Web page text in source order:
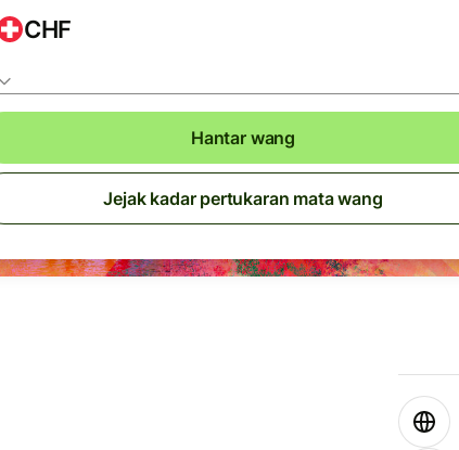
CHF
Hantar wang
Jejak kadar pertukaran mata wang